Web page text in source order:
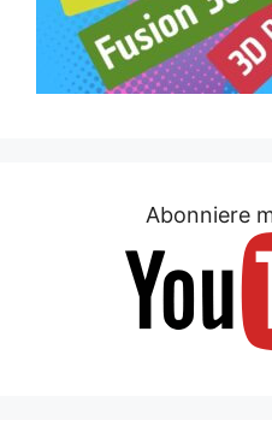
Abonniere